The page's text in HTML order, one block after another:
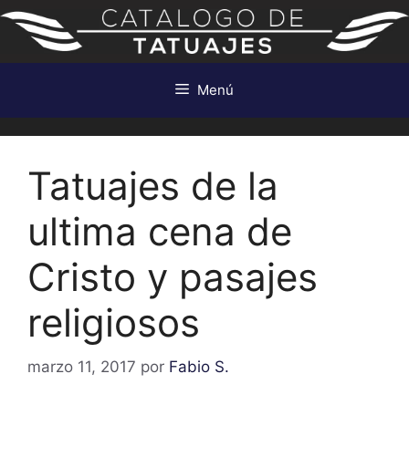
Saltar
contenido
Menú
Tatuajes de la
ultima cena de
Cristo y pasajes
religiosos
marzo 11, 2017 por Fabio S.